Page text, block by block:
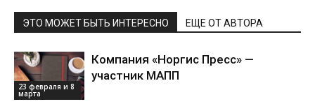
ЭТО МОЖЕТ БЫТЬ ИНТЕРЕСНО ЕЩЕ ОТ АВТОРА
23 февраля и 8
марта
Компания «Норгис Пресс» —
участник МАПП